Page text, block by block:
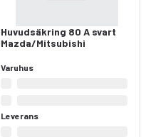
Huvudsäkring 80 A svart
Mazda/Mitsubishi
Varuhus
Leverans